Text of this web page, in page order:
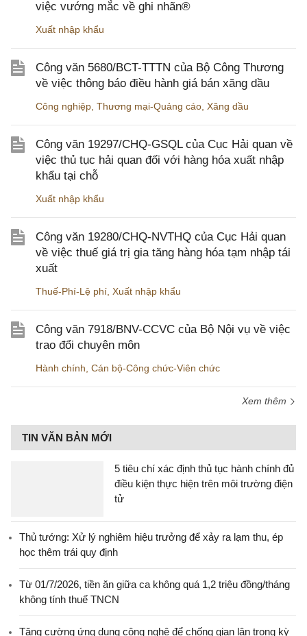
việc vướng mắc về ghi nhãn®
Xuất nhập khẩu
Công văn 5680/BCT-TTTN của Bộ Công Thương
về việc thông báo điều hành giá bán xăng dầu
Công nghiệp Thương mại-Quảng cáo Xăng dầu
Công văn 19297/CHQ-GSQL của Cục Hải quan về
việc thủ tục hải quan đối với hàng hóa xuất nhập
khẩu tại chỗ
Xuất nhập khẩu
Công văn 19280/CHQ-NVTHQ của Cục Hải quan
về việc thuế giá trị gia tăng hàng hóa tạm nhập tái
xuất
Thuế-Phí-Lệ phí Xuất nhập khẩu
Công văn 7918/BNV-CCVC của Bộ Nội vụ về việc
trao đổi chuyên môn
Hành chính Cán bộ-Công chức-Viên chức
Xem thêm
TIN VĂN BẢN MỚI
5 tiêu chí xác định thủ tục hành chính đủ
điều kiện thực hiện trên môi trường điện
tử
Thủ tướng: Xử lý nghiêm hiệu trưởng để xảy ra lạm thu, ép
học thêm trái quy định
Từ 01/7/2026, tiền ăn giữa ca không quá 1,2 triệu đồng/tháng
không tính thuế TNCN
Tăng cường ứng dụng công nghệ để chống gian lận trong kỳ